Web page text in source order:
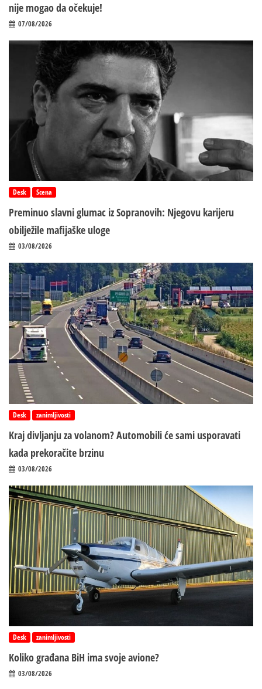
nije mogao da očekuje!
07/08/2026
Desk Scena
Preminuo slavni glumac iz Sopranovih: Njegovu karijeru
obilježile mafijaške uloge
03/08/2026
Desk zanimljivosti
Kraj divljanju za volanom? Automobili će sami usporavati
kada prekoračite brzinu
03/08/2026
Desk zanimljivosti
Koliko građana BiH ima svoje avione?
03/08/2026